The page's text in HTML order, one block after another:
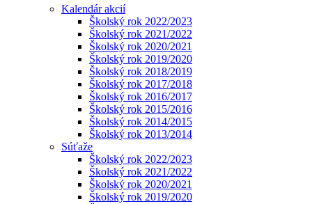
Kalendár akcií
Školský rok 2022/2023
Školský rok 2021/2022
Školský rok 2020/2021
Školský rok 2019/2020
Školský rok 2018/2019
Školský rok 2017/2018
Školský rok 2016/2017
Školský rok 2015/2016
Školský rok 2014/2015
Školský rok 2013/2014
Súťaže
Školský rok 2022/2023
Školský rok 2021/2022
Školský rok 2020/2021
Školský rok 2019/2020